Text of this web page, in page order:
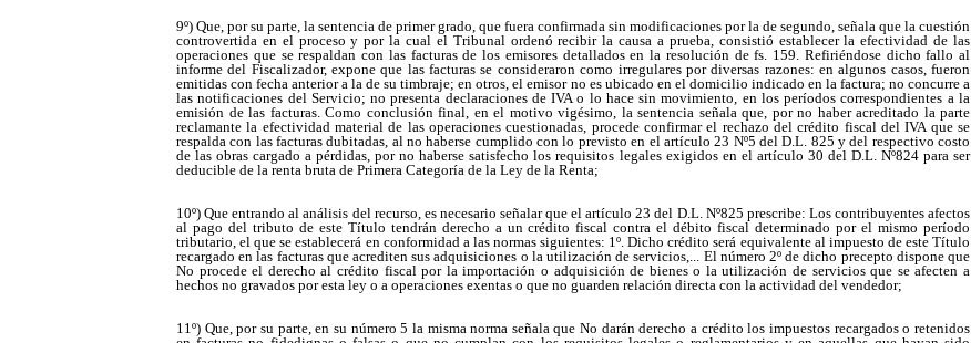
9º) Que, por su parte, la sentencia de primer grado, que fuera confirmada sin modificaciones por la de segundo, señala que la cuestión
controvertida en el proceso y por la cual el Tribunal ordenó recibir la causa a prueba, consistió establecer la efectividad de las
operaciones que se respaldan con las facturas de los emisores detallados en la resolución de fs. 159. Refiriéndose dicho fallo al
informe del Fiscalizador, expone que las facturas se consideraron como irregulares por diversas razones: en algunos casos, fueron
emitidas con fecha anterior a la de su timbraje; en otros, el emisor no es ubicado en el domicilio indicado en la factura; no concurre a
las notificaciones del Servicio; no presenta declaraciones de IVA o lo hace sin movimiento, en los períodos correspondientes a la
emisión de las facturas. Como conclusión final, en el motivo vigésimo, la sentencia señala que, por no haber acreditado la parte
reclamante la efectividad material de las operaciones cuestionadas, procede confirmar el rechazo del crédito fiscal del IVA que se
respalda con las facturas dubitadas, al no haberse cumplido con lo previsto en el artículo 23 Nº5 del D.L. 825 y del respectivo costo
de las obras cargado a pérdidas, por no haberse satisfecho los requisitos legales exigidos en el artículo 30 del D.L. Nº824 para ser
deducible de la renta bruta de Primera Categoría de la Ley de la Renta;
10º) Que entrando al análisis del recurso, es necesario señalar que el artículo 23 del D.L. Nº825 prescribe: Los contribuyentes afectos
al pago del tributo de este Título tendrán derecho a un crédito fiscal contra el débito fiscal determinado por el mismo período
tributario, el que se establecerá en conformidad a las normas siguientes: 1º. Dicho crédito será equivalente al impuesto de este Título
recargado en las facturas que acrediten sus adquisiciones o la utilización de servicios,... El número 2º de dicho precepto dispone que
No procede el derecho al crédito fiscal por la importación o adquisición de bienes o la utilización de servicios que se afecten a
hechos no gravados por esta ley o a operaciones exentas o que no guarden relación directa con la actividad del vendedor;
11º) Que, por su parte, en su número 5 la misma norma señala que No darán derecho a crédito los impuestos recargados o retenidos